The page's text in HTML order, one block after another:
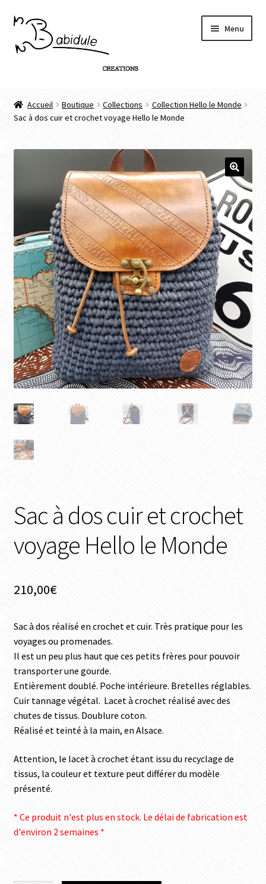
Menu
Boutique
Personnalisation de produit
Connexion
Accueil Boutique Collections
Collection Hello le Monde
Sac à dos cuir et crochet voyage Hello le Monde
🔍
Sac à dos cuir et crochet
voyage Hello le Monde
210,00€
Sac à dos réalisé en crochet et cuir. Très pratique pour les
voyages ou promenades.
Il est un peu plus haut que ces petits frères pour pouvoir
transporter une gourde.
Entièrement doublé. Poche intérieure. Bretelles réglables.
Cuir tannage végétal. Lacet à crochet réalisé avec des
chutes de tissus. Doublure coton.
Réalisé et teinté à la main, en Alsace.
Attention, le lacet à crochet étant issu du recyclage de
tissus, la couleur et texture peut différer du modèle
présenté.
* Ce produit n'est plus en stock. Le délai de fabrication est
d'environ 2 semaines *